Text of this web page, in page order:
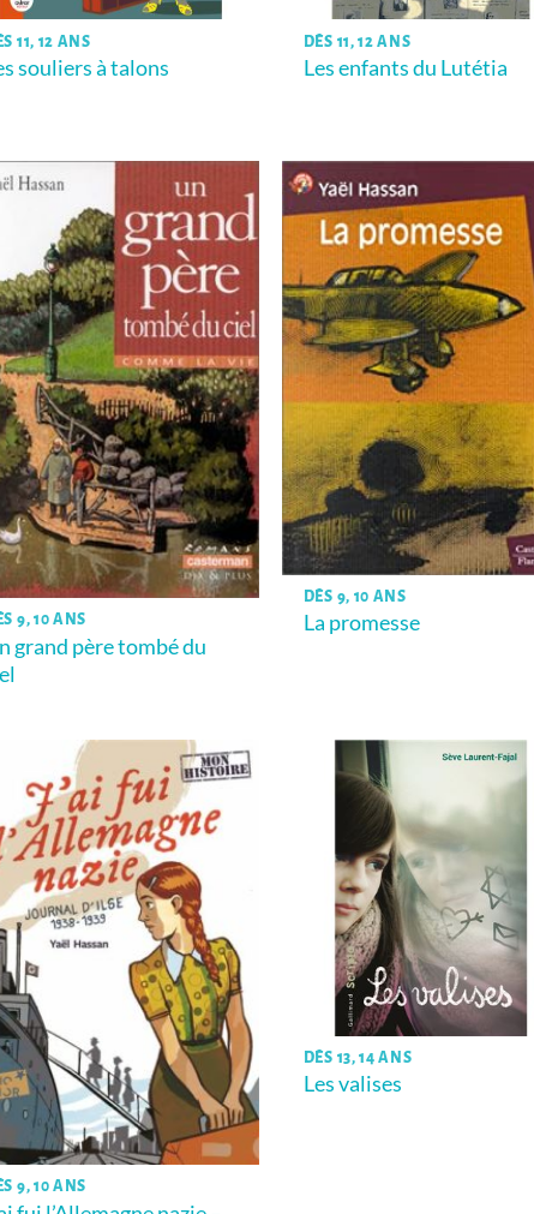
11, 12 ANS
souliers à talons
DÈS 11, 12 ANS
Les enfants du Lutétia
9, 10 ANS
grand père tombé du
DÈS 9, 10 ANS
La promesse
9, 10 ANS
DÈS 13, 14 ANS
Les valises